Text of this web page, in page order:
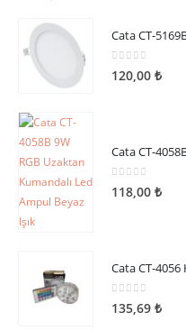
ÖNE ÇIKANLAR
05 üzerinden
120,00
05 üzerinden
118,00